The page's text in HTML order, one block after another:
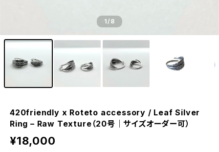
1/8
420friendly x Roteto accessory / Leaf Silver
Ring – Raw Texture（20号｜サイズオーダー可）
¥18,000